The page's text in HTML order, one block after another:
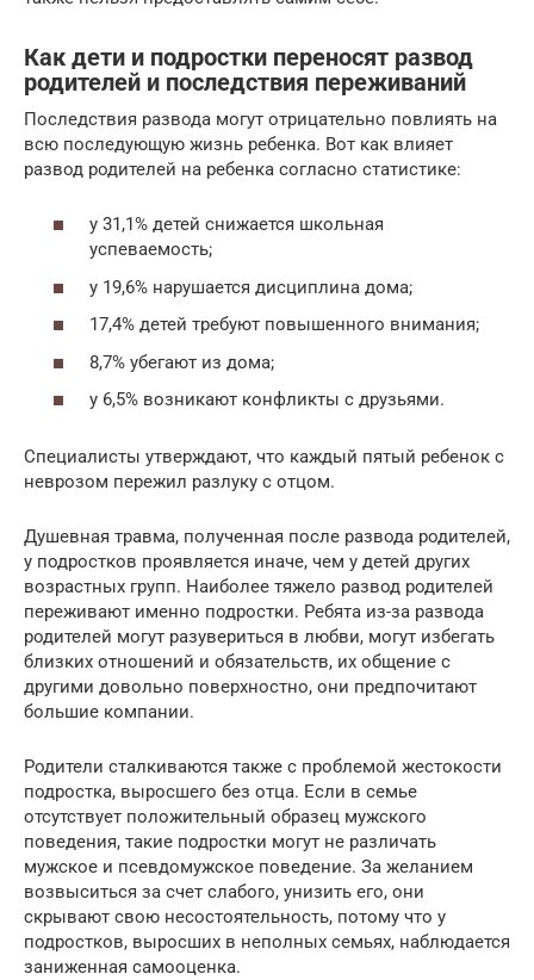
Как дети и подростки переносят развод
родителей и последствия переживаний
Последствия развода могут отрицательно повлиять на
всю последующую жизнь ребенка. Вот как влияет
развод родителей на ребенка согласно статистике:
у 31,1% детей снижается школьная
успеваемость;
у 19,6% нарушается дисциплина дома;
17,4% детей требуют повышенного внимания;
8,7% убегают из дома;
у 6,5% возникают конфликты с друзьями.
Специалисты утверждают, что каждый пятый ребенок с
неврозом пережил разлуку с отцом.
Душевная травма, полученная после развода родителей,
у подростков проявляется иначе, чем у детей других
возрастных групп. Наиболее тяжело развод родителей
переживают именно подростки. Ребята из-за развода
родителей могут разувериться в любви, могут избегать
близких отношений и обязательств, их общение с
другими довольно поверхностно, они предпочитают
большие компании.
Родители сталкиваются также с проблемой жестокости
подростка, выросшего без отца. Если в семье
отсутствует положительный образец мужского
поведения, такие подростки могут не различать
мужское и псевдомужское поведение. За желанием
возвыситься за счет слабого, унизить его, они
скрывают свою несостоятельность, потому что у
подростков, выросших в неполных семьях, наблюдается
заниженная самооценка.